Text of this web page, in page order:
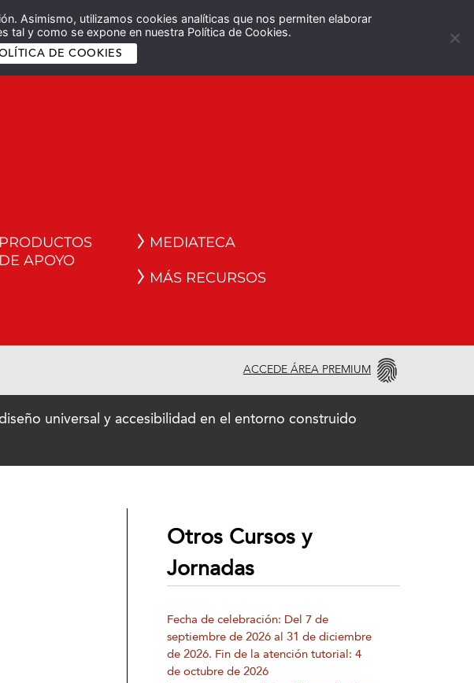
Asimismo, utilizamos cookies analíticas que nos permiten elaborar
tal y como se expone en nuestra Política de Cookies.
DE COOKIES
Español English
PRODUCTOS
DE APOYO
MEDIATECA
MÁS RECURSOS
ACCEDE ÁREA PREMIUM
universal y accesibilidad en el entorno construido
Otros Cursos y
Jornadas
Fecha de celebración: Del 7 de
septiembre de 2026 al 31 de diciembre
de 2026. Fin de la atención tutorial: 4
de octubre de 2026